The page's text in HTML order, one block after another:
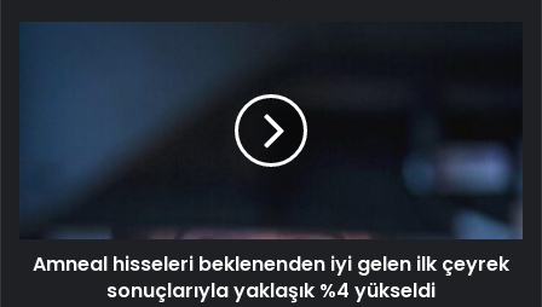
Amneal hisseleri beklenenden iyi gelen ilk çeyrek
sonuçlarıyla yaklaşık %4 yükseldi